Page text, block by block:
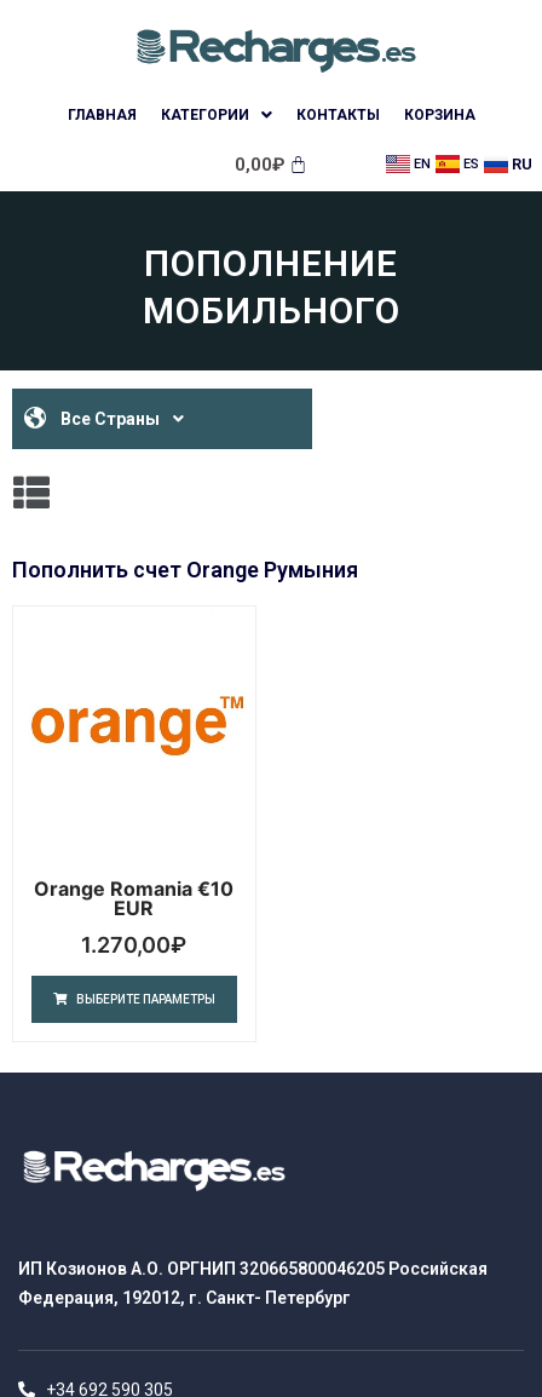
ГЛАВНАЯ КАТЕГОРИИ КОНТАКТЫ КОРЗИНА
0,00₽ EN ES RU
ПОПОЛНЕНИЕ
МОБИЛЬНОГО
Все Страны
Пополнить счет Orange Румыния
Orange Romania €10
EUR
1.270,00₽
ВЫБЕРИТЕ ПАРАМЕТРЫ
ИП Козионов А.О. ОРГНИП 320665800046205 Российская
Федерация, 192012, г. Санкт- Петербург
+34 692 590 305